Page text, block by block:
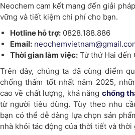
Neochem cam kết mang đến giải
vững và tiết kiệm chi phí cho bạn.
Hotline hỗ trợ: 0828.188.886
Email:
Thời gian làm việc: Từ thứ Hai đến
Trên đây, chúng ta đã cùng điểm
chống thấm tốt nhất năm 2025,
cao về chất lượng, khả năng chống
từ người tiêu dùng. Tùy theo nhu
bạn có thể dễ dàng lựa chọn sản
nhà khỏi tác động của thời tiết và thời